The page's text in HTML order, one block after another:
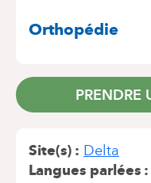
Orthopédie
PRENDRE
Site(s)
Delta
Langues parlées